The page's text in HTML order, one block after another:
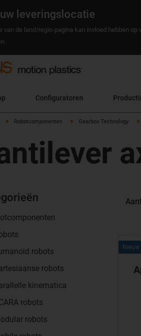
leveringslocatie
van de land/regio-pagina kan invloed hebben
Configuratoren
Robotcomponenten Gearbox Technology
robots
robots
kinematica
robots
robots
Nieuw